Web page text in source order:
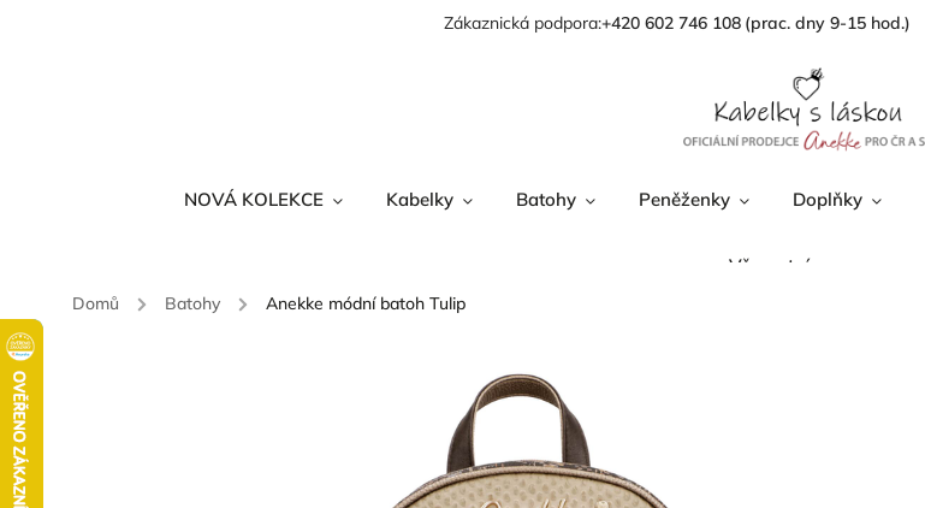
Zákaznická podpora:+420 602 746 108
NOVÁ KOLEKCE Kabelky Batohy Peněženky Doplňky
Věrnostní program
Domů / Batohy / Anekke módní batoh Tulip